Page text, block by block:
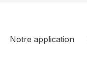
Notre application